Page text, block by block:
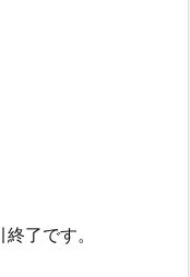
了です。